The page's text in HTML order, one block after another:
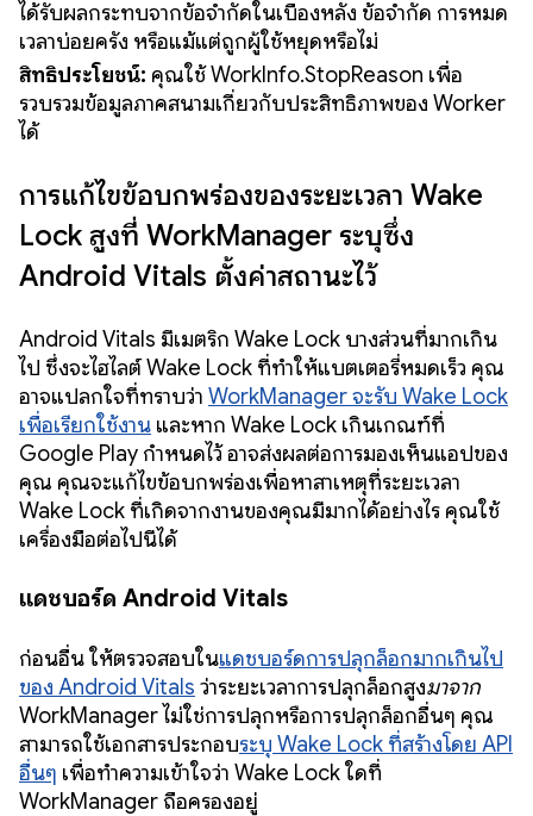
ได้รับผลกระทบจากข้อจำกัดในเบื้องหลัง ข้อจำกัด การหมด
เวลาบ่อยครั้ง หรือแม้แต่ถูกผู้ใช้หยุดหรือไม่
สิทธิประโยชน์: คุณใช้ WorkInfo.StopReason เพื่อ
รวบรวมข้อมูลภาคสนามเกี่ยวกับประสิทธิภาพของ Worker
ได้
การแก้ไขข้อบกพร่องของระยะเวลา Wake
Lock สูงที่ WorkManager ระบุซึ่ง
Android Vitals ตั้งค่าสถานะไว้
Android Vitals มีเมตริก Wake Lock บางส่วนที่มากเกิน
ไป ซึ่งจะไฮไลต์ Wake Lock ที่ทำให้แบตเตอรี่หมดเร็ว คุณ
อาจแปลกใจที่ทราบว่า WorkManager จะรับ Wake Lock
เพื่อเรียกใช้งาน และหาก Wake Lock เกินเกณฑ์ที่
Google Play กำหนดไว้ อาจส่งผลต่อการมองเห็นแอปของ
คุณ คุณจะแก้ไขข้อบกพร่องเพื่อหาสาเหตุที่ระยะเวลา
Wake Lock ที่เกิดจากงานของคุณมีมากได้อย่างไร คุณใช้
เครื่องมือต่อไปนี้ได้
แดชบอร์ด Android Vitals
ก่อนอื่น ให้ตรวจสอบในแดชบอร์ดการปลุกล็อกมากเกินไป
ของ Android Vitals ว่าระยะเวลาการปลุกล็อกสูงมาจาก
WorkManager ไม่ใช่การปลุกหรือการปลุกล็อกอื่นๆ คุณ
สามารถใช้เอกสารประกอบระบุ Wake Lock ที่สร้างโดย API
อื่นๆ เพื่อทำความเข้าใจว่า Wake Lock ใดที่
WorkManager ถือครองอยู่